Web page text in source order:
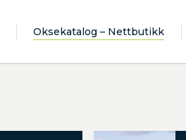
Oksekatalog – Nettbutikk